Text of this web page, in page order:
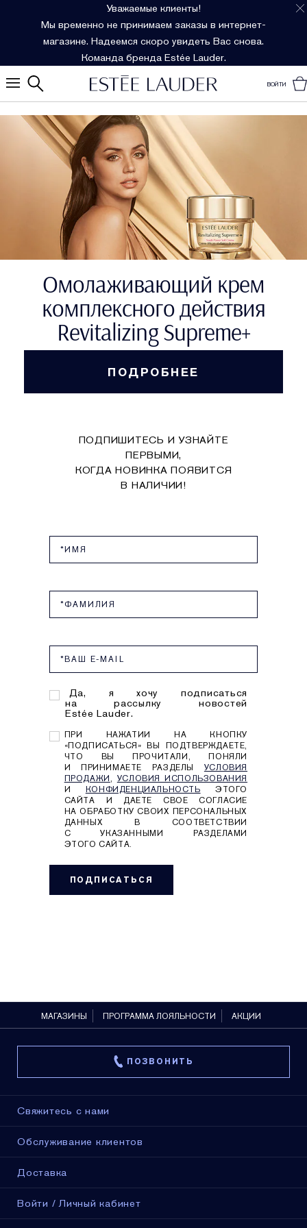
Уважаемые клиенты!
Мы временно не принимаем заказы в интернет-
магазине. Надеемся скоро увидеть Вас снова.
Команда бренда Estée Lauder.
ВОЙТИ
Омолаживающий крем
комплексного действия
Revitalizing Supreme+
ПОДРОБНЕЕ
ПОДПИШИТЕСЬ И УЗНАЙТЕ
ПЕРВЫМИ,
КОГДА НОВИНКА ПОЯВИТСЯ
В НАЛИЧИИ!
Да, я хочу подписаться
на рассылку новостей
Estée Lauder.
ПРИ НАЖАТИИ НА КНОПКУ
«ПОДПИСАТЬСЯ» ВЫ ПОДТВЕРЖДАЕТЕ,
ЧТО ВЫ ПРОЧИТАЛИ, ПОНЯЛИ
И ПРИНИМАЕТЕ РАЗДЕЛЫ УСЛОВИЯ
ПРОДАЖИ, УСЛОВИЯ ИСПОЛЬЗОВАНИЯ
И КОНФИДЕНЦИАЛЬНОСТЬ ЭТОГО
САЙТА И ДАЕТЕ СВОЕ СОГЛАСИЕ
НА ОБРАБОТКУ СВОИХ ПЕРСОНАЛЬНЫХ
ДАННЫХ В СООТВЕТСТВИИ
С УКАЗАННЫМИ РАЗДЕЛАМИ
ЭТОГО САЙТА.
МАГАЗИНЫ ПРОГРАММА ЛОЯЛЬНОСТИ АКЦИИ
ПОЗВОНИТЬ
Свяжитесь с нами
Обслуживание клиентов
Доставка
Войти / Личный кабинет